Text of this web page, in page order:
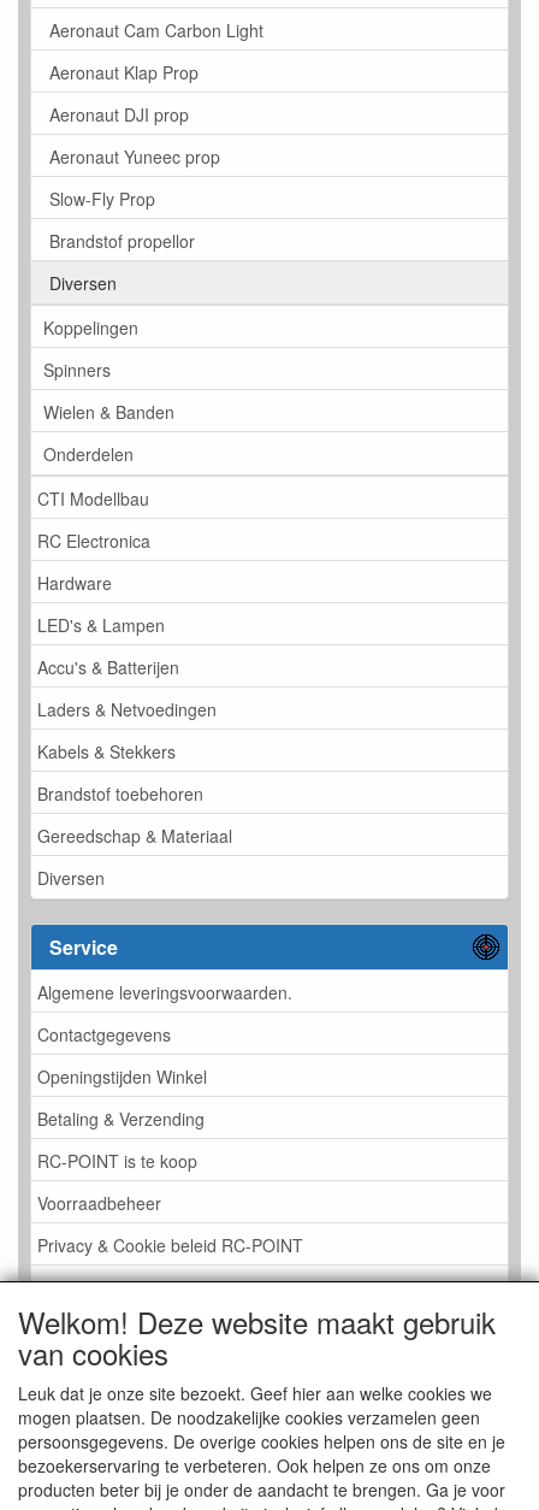
Aeronaut Cam Carbon Light
Aeronaut Klap Prop
Aeronaut DJI prop
Aeronaut Yuneec prop
Slow-Fly Prop
Brandstof propellor
Diversen
Koppelingen
Spinners
Wielen & Banden
Onderdelen
CTI Modellbau
RC Electronica
Hardware
LED's & Lampen
Accu's & Batterijen
Laders & Netvoedingen
Kabels & Stekkers
Brandstof toebehoren
Gereedschap & Materiaal
Diversen
Service
Algemene leveringsvoorwaarden.
Contactgegevens
Openingstijden Winkel
Betaling & Verzending
RC-POINT is te koop
Voorraadbeheer
Privacy & Cookie beleid RC-POINT
LINK PAGINA
Gastenboek RC-POINT
Kijkje in de Winkel
Welkom! Deze website maakt gebruik
van cookies
Leuk dat je onze site bezoekt. Geef hier aan welke cookies we
mogen plaatsen. De noodzakelijke cookies verzamelen geen
persoonsgegevens. De overige cookies helpen ons de site en je
bezoekerservaring te verbeteren. Ook helpen ze ons om onze
producten beter bij je onder de aandacht te brengen. Ga je voor